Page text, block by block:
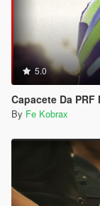
5.0
Capacete Da PRF Motocicleta
By Fe Kobrax